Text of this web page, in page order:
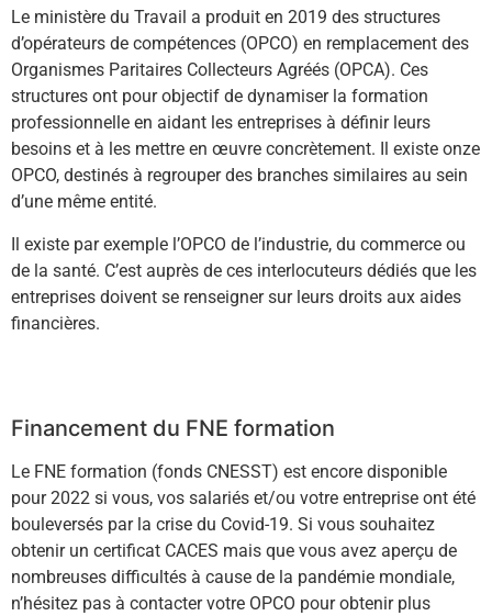
Le ministère du Travail a produit en 2019 des structures
d’opérateurs de compétences (OPCO) en remplacement des
Organismes Paritaires Collecteurs Agréés (OPCA). Ces
structures ont pour objectif de dynamiser la formation
professionnelle en aidant les entreprises à définir leurs
besoins et à les mettre en œuvre concrètement. Il existe onze
OPCO, destinés à regrouper des branches similaires au sein
d’une même entité.
Il existe par exemple l’OPCO de l’industrie, du commerce ou
de la santé. C’est auprès de ces interlocuteurs dédiés que les
entreprises doivent se renseigner sur leurs droits aux aides
financières.
Financement du FNE formation
Le FNE formation (fonds CNESST) est encore disponible
pour 2022 si vous, vos salariés et/ou votre entreprise ont été
bouleversés par la crise du Covid-19. Si vous souhaitez
obtenir un certificat CACES mais que vous avez aperçu de
nombreuses difficultés à cause de la pandémie mondiale,
n’hésitez pas à contacter votre OPCO pour obtenir plus